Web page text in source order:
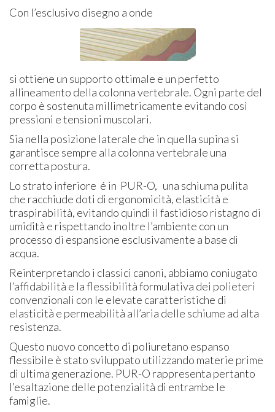
Con l’esclusivo disegno a onde
si ottiene un supporto ottimale e un perfetto
allineamento della colonna vertebrale. Ogni parte del
corpo è sostenuta millimetricamente evitando così
pressioni e tensioni muscolari.
Sia nella posizione laterale che in quella supina si
garantisce sempre alla colonna vertebrale una
corretta postura.
Lo strato inferiore é in PUR-O, una schiuma pulita
che racchiude doti di ergonomicità, elasticità e
traspirabilità, evitando quindi il fastidioso ristagno di
umidità e rispettando inoltre l’ambiente con un
processo di espansione esclusivamente a base di
acqua.
Reinterpretando i classici canoni, abbiamo coniugato
l’affidabilità e la flessibilità formulativa dei polieteri
convenzionali con le elevate caratteristiche di
elasticità e permeabilità all’aria delle schiume ad alta
resistenza.
Questo nuovo concetto di poliuretano espanso
flessibile è stato sviluppato utilizzando materie prime
di ultima generazione. PUR-O rappresenta pertanto
l’esaltazione delle potenzialità di entrambe le
famiglie.